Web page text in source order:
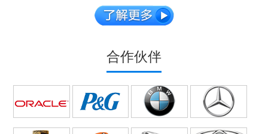
合作伙伴